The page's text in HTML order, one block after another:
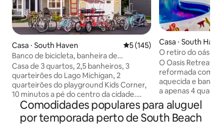
Casa ⋅ South Haven 5 de uma avaliação média de
5 (145)
Banco de bicicleta, banheira de
hidromassagem, playground, 3
quarteirões da praia, fogueira
Casa de 3 quartos, 2,5 banheiros, 3
quarteirões do Lago Michigan, 2
quarteirões do playground Kids Corner,
10 minutos a pé do centro da cidade.
Banheira de hidromassagem para 6
pessoas! Bicicleta ergométrica super
divertida! Fogueira ao ar livre Todos os
Casa ⋅ South
O retiro do oásis
O Oasis Retreat
reformada com
aquecida e
a apenas 4
Haven e perto
Michigan, da
restaurantes, bares e
Comodidades populares para aluguel
por temporada perto de South Beach